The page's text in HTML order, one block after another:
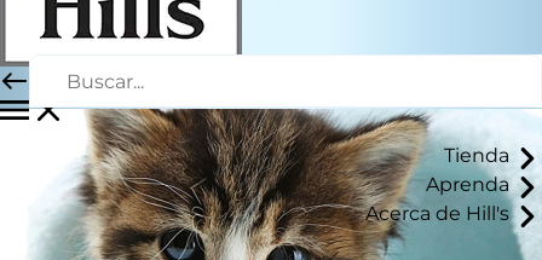
Tienda
Aprenda
Acerca de Hill's
Jeanne Grunert
|
Junio 07, 2016